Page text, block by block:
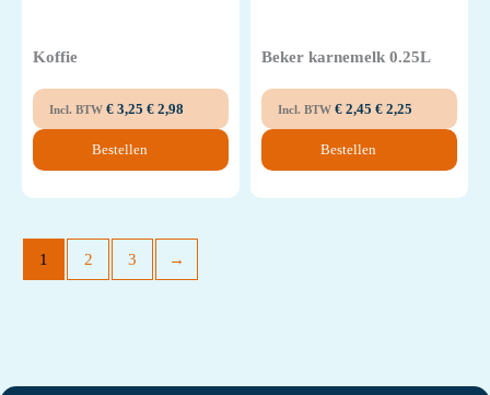
Koffie
Incl. BTW € 3,25 € 2,98
Bestellen
Beker karnemelk 0.25L
Incl. BTW € 2,45 € 2,25
Bestellen
1 2 3 →